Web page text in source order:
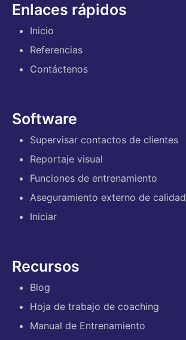
Enlaces rápidos
Inicio
Referencias
Contáctenos
Software
Supervisar contactos de clientes
Reportaje visual
Funciones de entrenamiento
Aseguramiento externo de calidad
Iniciar
Recursos
Blog
Hoja de trabajo de coaching
Manual de Entrenamiento